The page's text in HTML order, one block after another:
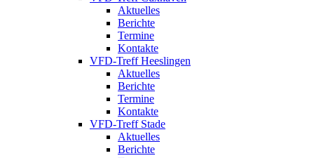
Aktuelles
Berichte
Termine
Kontakte
VFD-Treff Heeslingen
Aktuelles
Berichte
Termine
Kontakte
VFD-Treff Stade
Aktuelles
Berichte